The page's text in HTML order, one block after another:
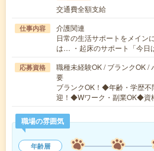
交通費全額支給
仕事内容
介護関連
日常の生活サポートをメイン
は… ・起床のサポート「今日
応募資格
職種未経験OK / ブランクOK /
要
ブランクOK！◆年齢・学歴不
迎！◆Wワーク・副業OK◆資
職場の雰囲気
年齢層